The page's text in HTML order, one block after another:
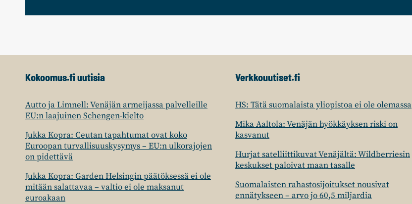
Kokoomus.fi uutisia
Autto ja Limnell: Venäjän armeijassa palvelleille
EU:n laajuinen Schengen-kielto
Jukka Kopra: Ceutan tapahtumat ovat koko
Euroopan turvallisuuskysymys – EU:n ulkorajojen
on pidettävä
Jukka Kopra: Garden Helsingin päätöksessä ei ole
mitään salattavaa – valtio ei ole maksanut
euroakaan
Verkkouutiset.fi
HS: Tätä suomalaista yliopistoa ei ole olemassa
Mika Aaltola: Venäjän hyökkäyksen riski on
kasvanut
Hurjat satelliittikuvat Venäjältä: Wildberriesin
keskukset paloivat maan tasalle
Suomalaisten rahastosijoitukset nousivat
ennätykseen – arvo jo 60,5 miljardia